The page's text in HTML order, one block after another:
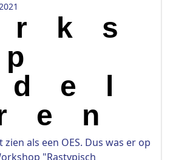
zien als een OES. Dus was er op
"Rastypisch